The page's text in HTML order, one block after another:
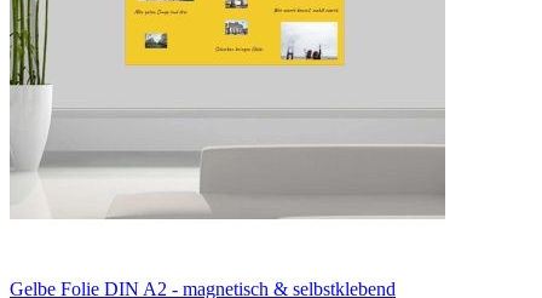
Gelbe Folie DIN A2 - magnetisch & selbstklebend